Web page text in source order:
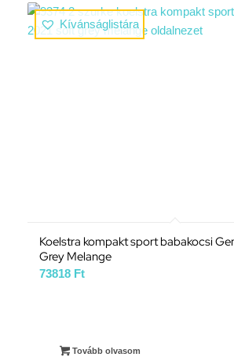
Kívánságlistára
Koelstra kompakt sport babakocsi
Grey Melange
73818 Ft
Tovább olvasom